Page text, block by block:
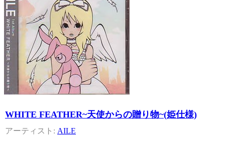
WHITE FEATHER~天使からの贈り物~(姫仕様)
AILE